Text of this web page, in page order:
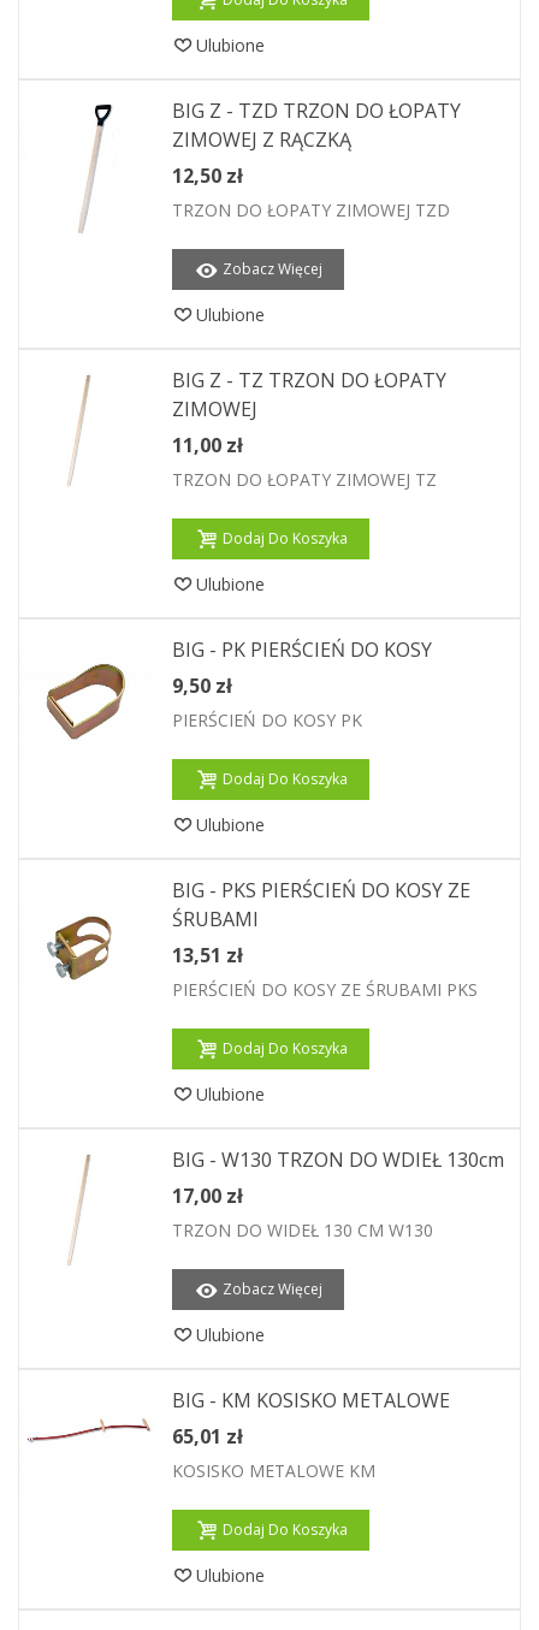
Ulubione
BIG Z - TZD TRZON DO ŁOPATY
ZIMOWEJ Z RĄCZKĄ
12,50 zł
TRZON DO ŁOPATY ZIMOWEJ TZD
Zobacz Więcej
Ulubione
BIG Z - TZ TRZON DO ŁOPATY
ZIMOWEJ
11,00 zł
TRZON DO ŁOPATY ZIMOWEJ TZ
Dodaj Do Koszyka
Ulubione
BIG - PK PIERŚCIEŃ DO KOSY
9,50 zł
PIERŚCIEŃ DO KOSY PK
Dodaj Do Koszyka
Ulubione
BIG - PKS PIERŚCIEŃ DO KOSY ZE
ŚRUBAMI
13,51 zł
PIERŚCIEŃ DO KOSY ZE ŚRUBAMI PKS
Dodaj Do Koszyka
Ulubione
BIG - W130 TRZON DO WDIEŁ 130cm
17,00 zł
TRZON DO WIDEŁ 130 CM W130
Zobacz Więcej
Ulubione
BIG - KM KOSISKO METALOWE
65,01 zł
KOSISKO METALOWE KM
Dodaj Do Koszyka
Ulubione